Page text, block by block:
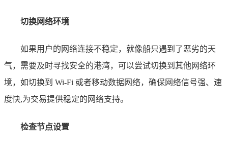
切换网络环境
如果用户的网络连接不稳定，就像船只遇到了恶劣的天
气，需要及时寻找安全的港湾，可以尝试切换到其他网络环
境，如切换到 Wi-Fi 或者移动数据网络，确保网络信号强、速
度快,为交易提供稳定的网络支持。
检查节点设置